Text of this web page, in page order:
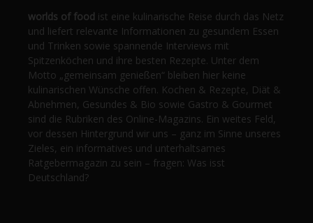
worlds of food ist eine kulinarische Reise durch das Netz
und liefert relevante Informationen zu gesundem Essen
und Trinken sowie spannende Interviews mit
Spitzenköchen und ihre besten Rezepte. Unter dem
Motto „gemeinsam genießen“ bleiben hier keine
kulinarischen Wünsche offen. Kochen & Rezepte, Diät &
Abnehmen, Gesundes & Bio sowie Gastro & Gourmet
sind die Rubriken des Online-Magazins. Ein weites Feld,
vor dessen Hintergrund wir uns – ganz im Sinne unseres
Zieles, ein informatives und unterhaltsames
Ratgebermagazin zu sein – fragen: Was isst
Deutschland?